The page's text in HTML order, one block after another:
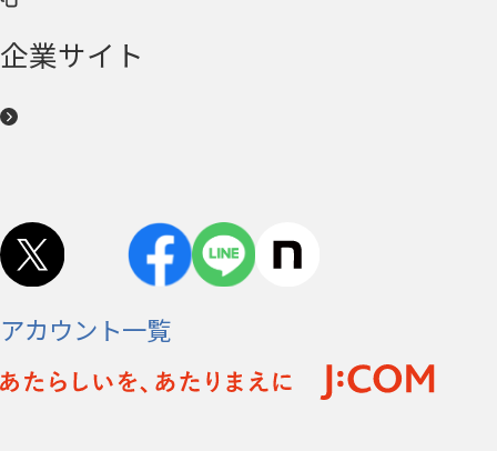
企業サイト
アカウント一覧